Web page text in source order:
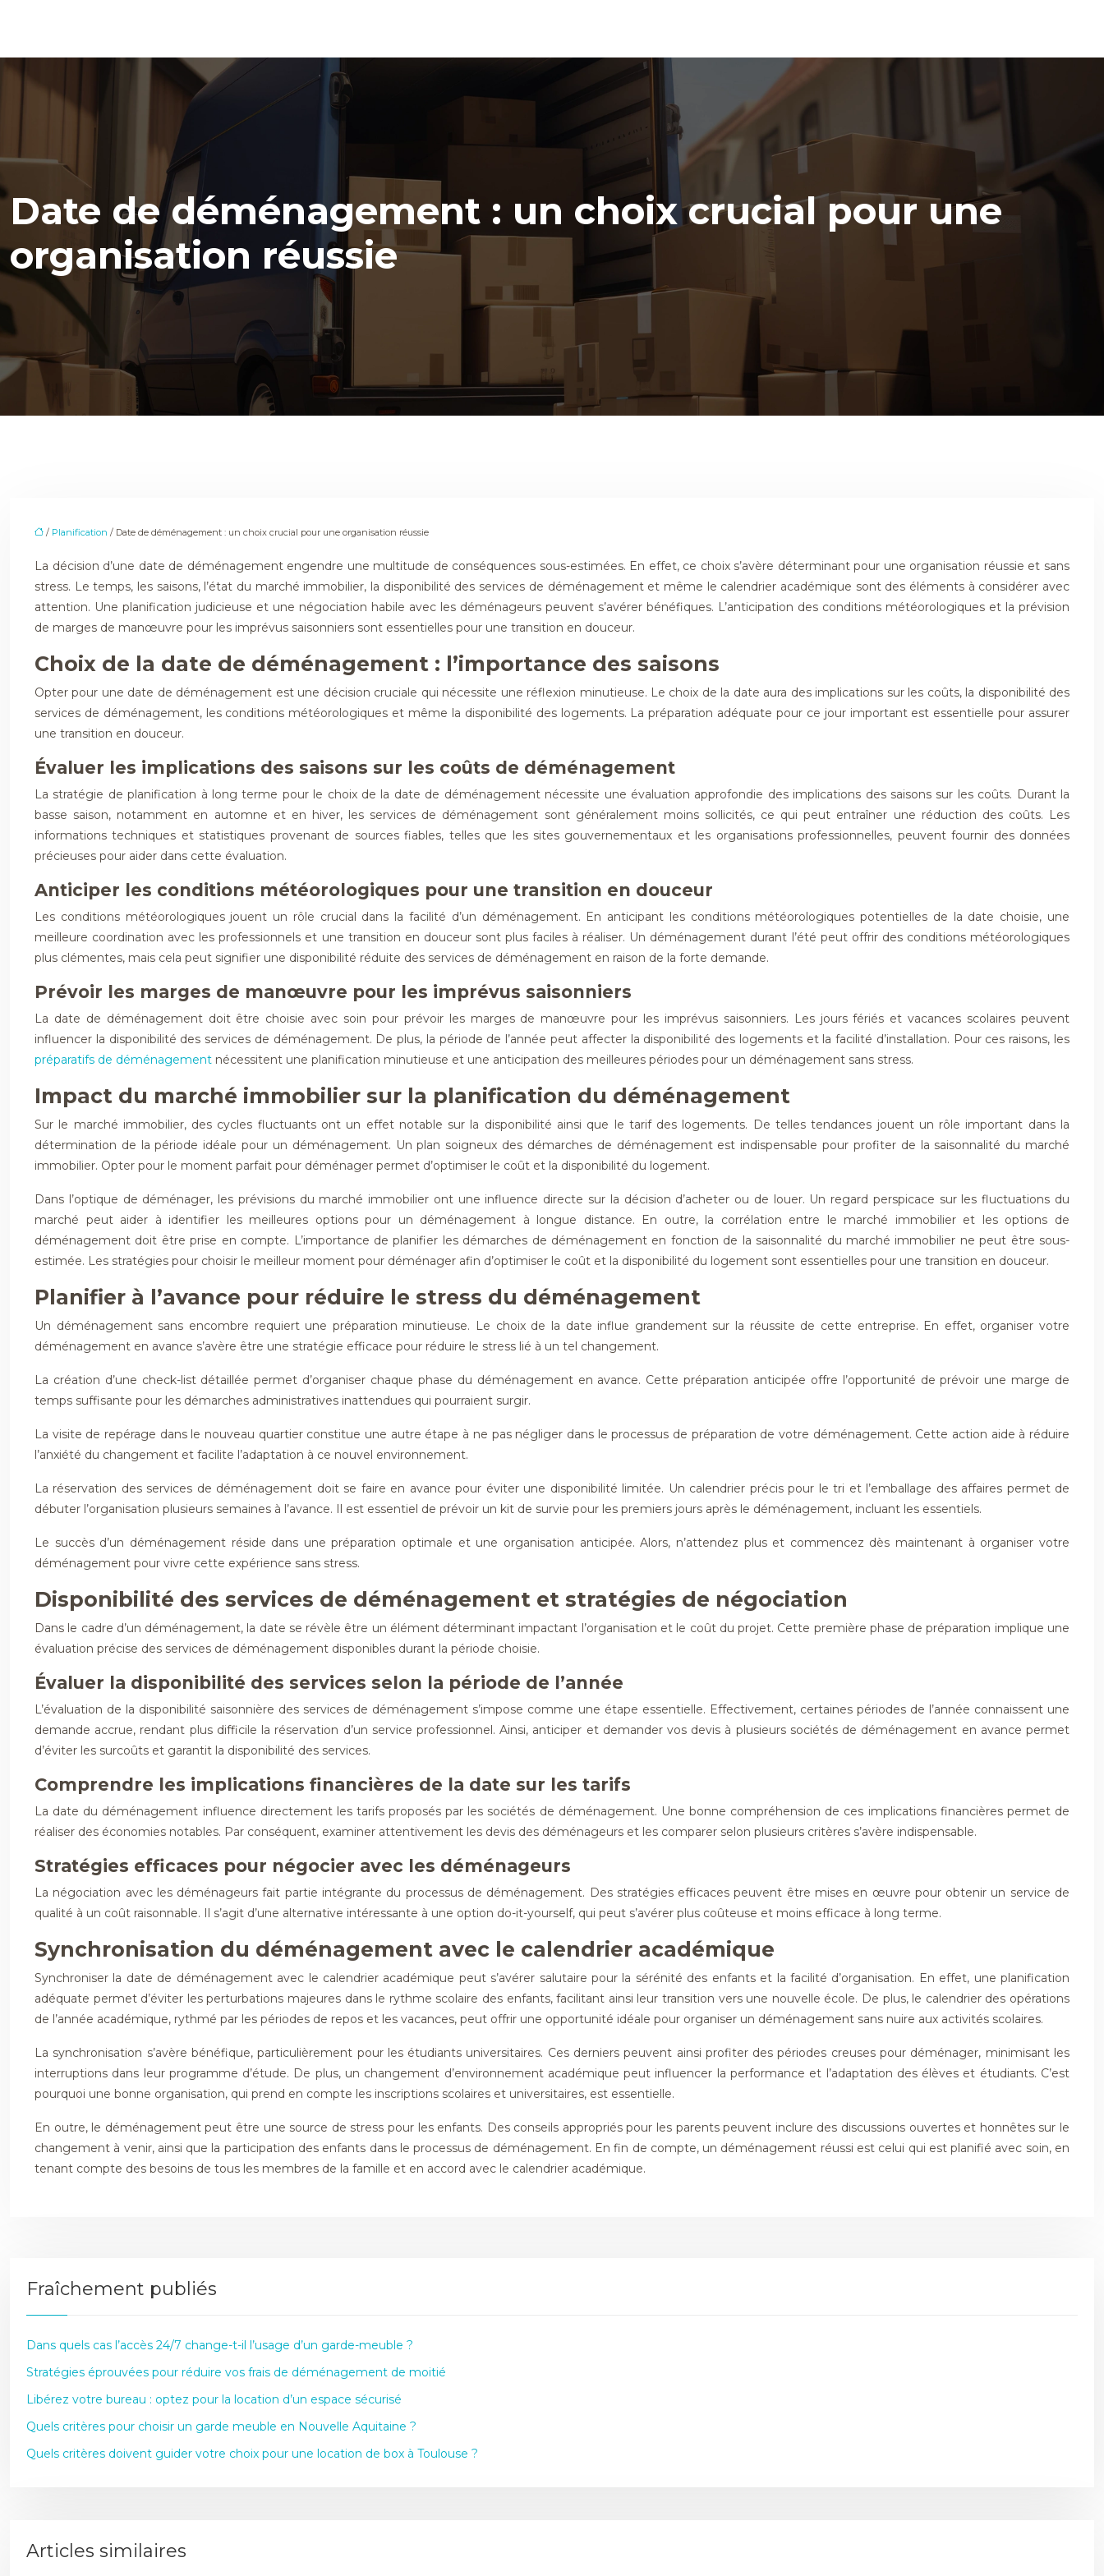
Date de déménagement : un choix crucial pour une
organisation réussie
/ Planification / Date de déménagement : un choix crucial pour une organisation réussie
La décision d’une date de déménagement engendre une multitude de conséquences sous-estimées. En effet, ce choix s’avère déterminant pour une organisation réussie et sans
stress. Le temps, les saisons, l’état du marché immobilier, la disponibilité des services de déménagement et même le calendrier académique sont des éléments à considérer avec
attention. Une planification judicieuse et une négociation habile avec les déménageurs peuvent s’avérer bénéfiques. L’anticipation des conditions météorologiques et la prévision
de marges de manœuvre pour les imprévus saisonniers sont essentielles pour une transition en douceur.
Choix de la date de déménagement : l’importance des saisons
Opter pour une date de déménagement est une décision cruciale qui nécessite une réflexion minutieuse. Le choix de la date aura des implications sur les coûts, la disponibilité des
services de déménagement, les conditions météorologiques et même la disponibilité des logements. La préparation adéquate pour ce jour important est essentielle pour assurer
une transition en douceur.
Évaluer les implications des saisons sur les coûts de déménagement
La stratégie de planification à long terme pour le choix de la date de déménagement nécessite une évaluation approfondie des implications des saisons sur les coûts. Durant la
basse saison, notamment en automne et en hiver, les services de déménagement sont généralement moins sollicités, ce qui peut entraîner une réduction des coûts. Les
informations techniques et statistiques provenant de sources fiables, telles que les sites gouvernementaux et les organisations professionnelles, peuvent fournir des données
précieuses pour aider dans cette évaluation.
Anticiper les conditions météorologiques pour une transition en douceur
Les conditions météorologiques jouent un rôle crucial dans la facilité d’un déménagement. En anticipant les conditions météorologiques potentielles de la date choisie, une
meilleure coordination avec les professionnels et une transition en douceur sont plus faciles à réaliser. Un déménagement durant l’été peut offrir des conditions météorologiques
plus clémentes, mais cela peut signifier une disponibilité réduite des services de déménagement en raison de la forte demande.
Prévoir les marges de manœuvre pour les imprévus saisonniers
La date de déménagement doit être choisie avec soin pour prévoir les marges de manœuvre pour les imprévus saisonniers. Les jours fériés et vacances scolaires peuvent
influencer la disponibilité des services de déménagement. De plus, la période de l’année peut affecter la disponibilité des logements et la facilité d’installation. Pour ces raisons, les
préparatifs de déménagement nécessitent une planification minutieuse et une anticipation des meilleures périodes pour un déménagement sans stress.
Impact du marché immobilier sur la planification du déménagement
Sur le marché immobilier, des cycles fluctuants ont un effet notable sur la disponibilité ainsi que le tarif des logements. De telles tendances jouent un rôle important dans la
détermination de la période idéale pour un déménagement. Un plan soigneux des démarches de déménagement est indispensable pour profiter de la saisonnalité du marché
immobilier. Opter pour le moment parfait pour déménager permet d’optimiser le coût et la disponibilité du logement.
Dans l’optique de déménager, les prévisions du marché immobilier ont une influence directe sur la décision d’acheter ou de louer. Un regard perspicace sur les fluctuations du
marché peut aider à identifier les meilleures options pour un déménagement à longue distance. En outre, la corrélation entre le marché immobilier et les options de
déménagement doit être prise en compte. L’importance de planifier les démarches de déménagement en fonction de la saisonnalité du marché immobilier ne peut être sous-
estimée. Les stratégies pour choisir le meilleur moment pour déménager afin d’optimiser le coût et la disponibilité du logement sont essentielles pour une transition en douceur.
Planifier à l’avance pour réduire le stress du déménagement
Un déménagement sans encombre requiert une préparation minutieuse. Le choix de la date influe grandement sur la réussite de cette entreprise. En effet, organiser votre
déménagement en avance s’avère être une stratégie efficace pour réduire le stress lié à un tel changement.
La création d’une check-list détaillée permet d’organiser chaque phase du déménagement en avance. Cette préparation anticipée offre l’opportunité de prévoir une marge de
temps suffisante pour les démarches administratives inattendues qui pourraient surgir.
La visite de repérage dans le nouveau quartier constitue une autre étape à ne pas négliger dans le processus de préparation de votre déménagement. Cette action aide à réduire
l’anxiété du changement et facilite l’adaptation à ce nouvel environnement.
La réservation des services de déménagement doit se faire en avance pour éviter une disponibilité limitée. Un calendrier précis pour le tri et l’emballage des affaires permet de
débuter l’organisation plusieurs semaines à l’avance. Il est essentiel de prévoir un kit de survie pour les premiers jours après le déménagement, incluant les essentiels.
Le succès d’un déménagement réside dans une préparation optimale et une organisation anticipée. Alors, n’attendez plus et commencez dès maintenant à organiser votre
déménagement pour vivre cette expérience sans stress.
Disponibilité des services de déménagement et stratégies de négociation
Dans le cadre d’un déménagement, la date se révèle être un élément déterminant impactant l’organisation et le coût du projet. Cette première phase de préparation implique une
évaluation précise des services de déménagement disponibles durant la période choisie.
Évaluer la disponibilité des services selon la période de l’année
L’évaluation de la disponibilité saisonnière des services de déménagement s’impose comme une étape essentielle. Effectivement, certaines périodes de l’année connaissent une
demande accrue, rendant plus difficile la réservation d’un service professionnel. Ainsi, anticiper et demander vos devis à plusieurs sociétés de déménagement en avance permet
d’éviter les surcoûts et garantit la disponibilité des services.
Comprendre les implications financières de la date sur les tarifs
La date du déménagement influence directement les tarifs proposés par les sociétés de déménagement. Une bonne compréhension de ces implications financières permet de
réaliser des économies notables. Par conséquent, examiner attentivement les devis des déménageurs et les comparer selon plusieurs critères s’avère indispensable.
Stratégies efficaces pour négocier avec les déménageurs
La négociation avec les déménageurs fait partie intégrante du processus de déménagement. Des stratégies efficaces peuvent être mises en œuvre pour obtenir un service de
qualité à un coût raisonnable. Il s’agit d’une alternative intéressante à une option do-it-yourself, qui peut s’avérer plus coûteuse et moins efficace à long terme.
Synchronisation du déménagement avec le calendrier académique
Synchroniser la date de déménagement avec le calendrier académique peut s’avérer salutaire pour la sérénité des enfants et la facilité d’organisation. En effet, une planification
adéquate permet d’éviter les perturbations majeures dans le rythme scolaire des enfants, facilitant ainsi leur transition vers une nouvelle école. De plus, le calendrier des opérations
de l’année académique, rythmé par les périodes de repos et les vacances, peut offrir une opportunité idéale pour organiser un déménagement sans nuire aux activités scolaires.
La synchronisation s’avère bénéfique, particulièrement pour les étudiants universitaires. Ces derniers peuvent ainsi profiter des périodes creuses pour déménager, minimisant les
interruptions dans leur programme d’étude. De plus, un changement d’environnement académique peut influencer la performance et l’adaptation des élèves et étudiants. C’est
pourquoi une bonne organisation, qui prend en compte les inscriptions scolaires et universitaires, est essentielle.
En outre, le déménagement peut être une source de stress pour les enfants. Des conseils appropriés pour les parents peuvent inclure des discussions ouvertes et honnêtes sur le
changement à venir, ainsi que la participation des enfants dans le processus de déménagement. En fin de compte, un déménagement réussi est celui qui est planifié avec soin, en
tenant compte des besoins de tous les membres de la famille et en accord avec le calendrier académique.
Fraîchement publiés
Dans quels cas l’accès 24/7 change-t-il l’usage d’un garde-meuble ?
Stratégies éprouvées pour réduire vos frais de déménagement de moitié
Libérez votre bureau : optez pour la location d’un espace sécurisé
Quels critères pour choisir un garde meuble en Nouvelle Aquitaine ?
Quels critères doivent guider votre choix pour une location de box à Toulouse ?
Articles similaires